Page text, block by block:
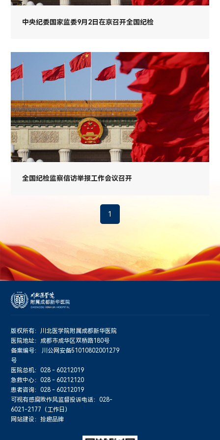
中央纪委国家监委9月2日在京召开全国纪检
全国纪检监察信访举报工作会议召开
1
版权所有：川北医学院附属成都新华医院
医院地址：成都市成华区双桥路180号
备案编号：川公网安备51010802001279
号
医院总机：028 - 60212019
急救中心：028 - 60212120
患者咨询：028 - 60212019
可视有感腐败作风监督投诉电话：028-
6021-2177（工作日）
网站建设：拾趣品牌